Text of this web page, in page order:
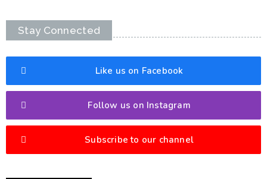
Stay Connected
Like us on Facebook
Follow us on Instagram
Subscribe to our channel